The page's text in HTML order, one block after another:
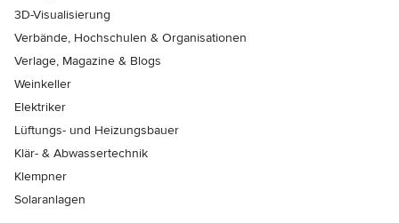
3D-Visualisierung
Verbände, Hochschulen & Organisationen
Verlage, Magazine & Blogs
Weinkeller
Elektriker
Lüftungs- und Heizungsbauer
Klär- & Abwassertechnik
Klempner
Solaranlagen